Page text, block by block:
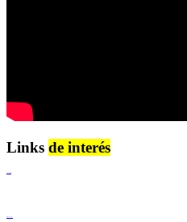
Links de interés